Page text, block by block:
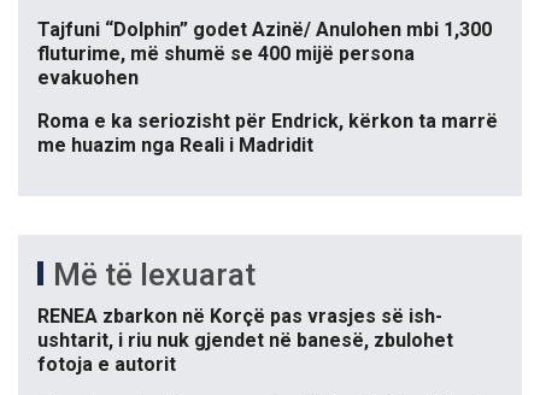
Tajfuni “Dolphin” godet Azinë/ Anulohen mbi 1,300
fluturime, më shumë se 400 mijë persona
evakuohen
Roma e ka seriozisht për Endrick, kërkon ta marrë
me huazim nga Reali i Madridit
Më të lexuarat
RENEA zbarkon në Korçë pas vrasjes së ish-
ushtarit, i riu nuk gjendet në banesë, zbulohet
fotoja e autorit